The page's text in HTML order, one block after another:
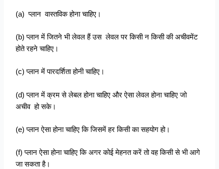
(a) प्लान वास्तविक होना चाहिए।
(b) प्लान में जितने भी लेवल हैं उस लेवल पर किसी न किसी की अचीवमेंट
होते रहने चाहिए।
(c) प्लान में पारदर्शिता होनी चाहिए।
(d) प्लान में क्रम से लेबल होना चाहिए और ऐसा लेवल होना चाहिए जो
अचीव हो सके।
(e) प्लान ऐसा होना चाहिए कि जिसमें हर किसी का सहयोग हो।
(f) प्लान ऐसा होना चाहिए कि अगर कोई मेहनत करें तो वह किसी से भी आगे
जा सकता है।